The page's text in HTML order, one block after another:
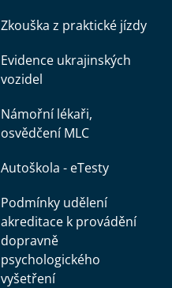
Zkouška z praktické jízdy
Evidence ukrajinských
vozidel
Námořní lékaři,
osvědčení MLC
Autoškola - eTesty
Podmínky udělení
akreditace k provádění
dopravně
psychologického
vyšetření